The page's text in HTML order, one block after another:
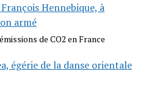
Hennebique, à
armé
de CO2 en France
égérie de la danse orientale